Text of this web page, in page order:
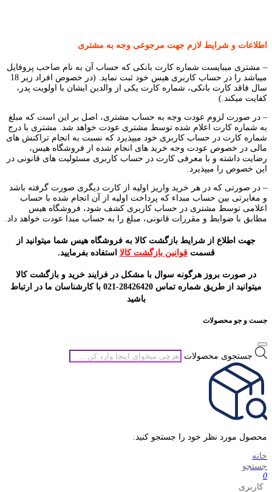
اطلاعات و شرایط لازم جهت مرجوعی وجه به مشتری
– مشتری میبایست شماره کارت بانکی که حساب آن به نام صاحب پروفایل
میباشد را در حساب کاربری هیس خود ثبت نماید. (در خصوص افراد زیر 18
سال فاقد کارت بانکی، شماره کارت یکی از والدین ایشان با اولویت پدر،
کفایت میکند.)
– در صورت لزوم عودت وجه به حساب مشتری، اصل بر این است که مبلغ
به شماره کارت اعلام شده توسط مشتری عودت خواهد شد. مشتری با درج
شماره کارت در حساب کاربری خود میپذیرد که نسبت به انجام تراکنش های
مالی در خصوص عودت وجه خرید های انجام شده از فروشگاه هیس،
رضایت داشته و با معرفی کارت در حساب کاربری مسئولیت های قانونی در
این خصوص را میپذیرد.
– در صورتی که در هر خرید واریز اولیه از کارت دیگری صورت گرفته باشد
و مغایرتی بین حساب مبداء که پرداخت اولیه از آن انجام شده با حساب
اعلامی توسط مشتری در حساب کاربری کشف شود، فروشگاه هیس
مطابق با ضوابط و مقررات قانونی، مبلغ را به حساب مبدا عودت خواهد داد.
جهت اطلاع از شرایط بازگشت کالا به فروشگاه هیس شما میتوانید از
قسمتقوانین بازگشت کالا استفاده بفرمایید.
در صورت بروز هرگونه سوال با مشکل در فرایند خرید و بازگشت کالا
میتوانید از طریق شماره تماس 28426420-021 با کارشناسان ما در ارتباط
باشید
جست و جو محصولات
جستجوی محصولات
محصول مورد نظر خود را جستجو کنید.
خانه
جستجو
0
کاربری